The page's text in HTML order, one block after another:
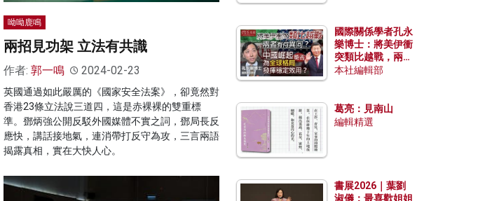
呦呦鹿鳴
兩招見功架 立法有共識
作者: 郭一鳴 2024-02-23
英國通過如此嚴厲的《國家安全法案》，卻竟然對
香港23條立法說三道四，這是赤裸裸的雙重標
準。鄧炳強公開反駁外國媒體不實之詞，鄧局長反
應快，講話接地氣，連消帶打反守為攻，三言兩語
揭露真相，實在大快人心。
國際關係學者孔永
樂博士：將美伊衝
突類比越戰，兩者
有何異同？中國崛
本社編輯部
葛亮：見南山
編輯精選
書展2026｜葉劉
淑儀：最喜歡姐姐